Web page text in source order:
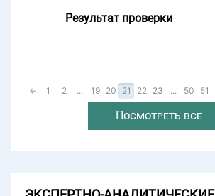
Результат проверки
← 1 2 ... 19 20 21 22 23 ... 50 51
Посмотреть все